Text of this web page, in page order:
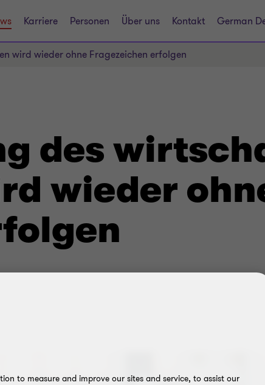
Karriere Personen Über uns Kontakt German
wird wieder ohne Fragezeichen erfolgen
des
wieder
to measure and improve our sites and service, to assist our